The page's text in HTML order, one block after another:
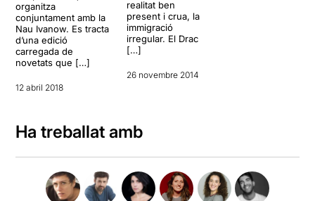
organitza
conjuntament amb la
Nau Ivanow. Es tracta
d’una edició
carregada de
novetats que […]
12 abril 2018
realitat ben
present i crua, la
immigració
irregular. El Drac
[…]
26 novembre 2014
Ha treballat amb